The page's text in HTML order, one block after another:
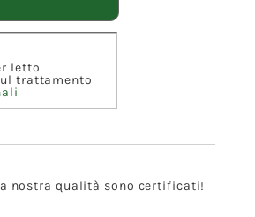
letto
trattamento
nostra qualità sono certificati!